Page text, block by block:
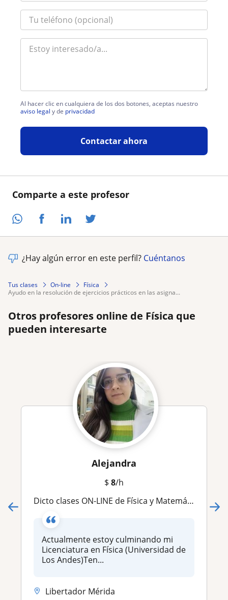
Comparte a este profesor
Al hacer clic en cualquiera de los dos botones, aceptas nuestro
aviso legal y de privacidad
Contactar ahora
¿Hay algún error en este perfil? Cuéntanos
Tus clases On-line
Física
ayudo en la resolución de ejercicios prácticos en las asigna...
Otros profesores online de Física que
pueden interesarte
Alejandra
$ 8/h
Dicto clases ON-LINE de Física y Matemáticas. Te apoyo con la resolución de ejercicios
Actualmente estoy culminando mi
Licenciatura en Física (Universidad de
Los Andes)Ten...
Libertador Mérida